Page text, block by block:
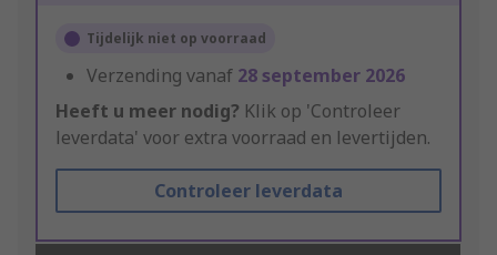
Tijdelijk niet op voorraad
Verzending vanaf 28 september 2026
Heeft u meer nodig? Klik op 'Controleer
leverdata' voor extra voorraad en levertijden.
Controleer leverdata